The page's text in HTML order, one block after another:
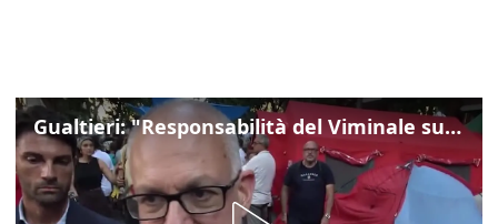
Gualtieri: "Responsabilità del Viminale su Spin Time? La posizione dei partiti è nota"